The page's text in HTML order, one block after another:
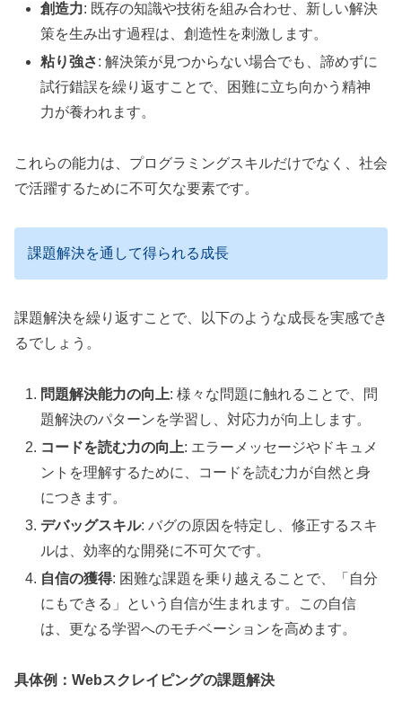
創造力: 既存の知識や技術を組み合わせ、新しい解決
策を生み出す過程は、創造性を刺激します。
粘り強さ: 解決策が見つからない場合でも、諦めずに
試行錯誤を繰り返すことで、困難に立ち向かう精神
力が養われます。
これらの能力は、プログラミングスキルだけでなく、社会
で活躍するために不可欠な要素です。
課題解決を通して得られる成長
課題解決を繰り返すことで、以下のような成長を実感でき
るでしょう。
問題解決能力の向上: 様々な問題に触れることで、問
題解決のパターンを学習し、対応力が向上します。
コードを読む力の向上: エラーメッセージやドキュメ
ントを理解するために、コードを読む力が自然と身
につきます。
デバッグスキル: バグの原因を特定し、修正するスキ
ルは、効率的な開発に不可欠です。
自信の獲得: 困難な課題を乗り越えることで、「自分
にもできる」という自信が生まれます。この自信
は、更なる学習へのモチベーションを高めます。
具体例：Webスクレイピングの課題解決